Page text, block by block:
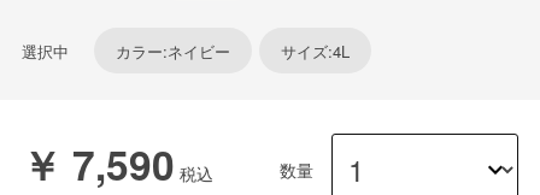
選択中 カラー:ネイビー サイズ:4L
￥ 7,590 数量